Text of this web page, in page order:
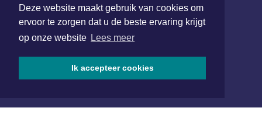
Deze website maakt gebruik van cookies om
ervoor te zorgen dat u de beste ervaring krijgt
op onze website Lees meer
Ik accepteer cookies
van Benthuizenlaan 1
1701 BZ Heerhugowaard
072 8200 600
redactie@xyto.nl
www.xyto.nl